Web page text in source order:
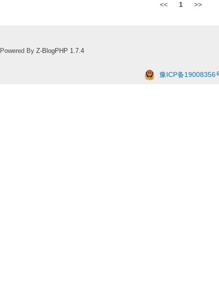
<< 1 >>
Powered By Z-BlogPHP 1.7.4
豫ICP备19008356